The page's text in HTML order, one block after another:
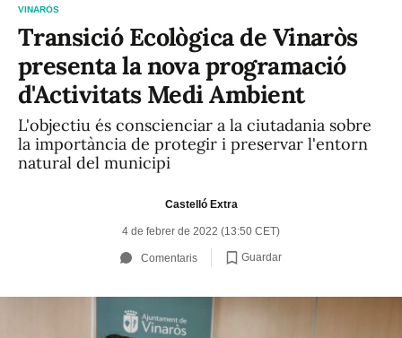
VINARÒS
Transició Ecològica de Vinaròs
presenta la nova programació
d'Activitats Medi Ambient
L'objectiu és conscienciar a la ciutadania sobre
la importància de protegir i preservar l'entorn
natural del municipi
Castelló Extra
4 de febrer de 2022 (13:50 CET)
Comentaris Guardar